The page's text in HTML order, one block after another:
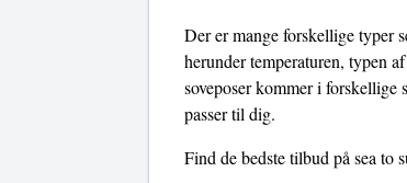
Der er mange forskellige typer
herunder temperaturen, typen
soveposer kommer i
passer til dig.
Find de bedste tilbud på sea to